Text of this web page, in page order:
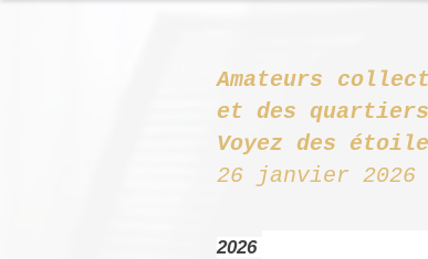
Amateurs
et
Voyez des
26 janvier 2026
2026